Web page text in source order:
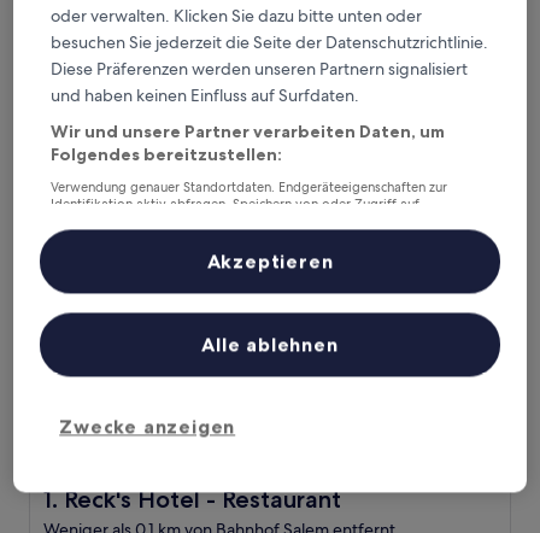
entfernt. Gästebewertung: 8,6/10 — Hervorragend.
Empfohlene Unterkünfte
Preis (aufsteigend)
Deine Ausgangsbasis nahe
Bahnhof Salem
1. Reck's Hotel - Restaurant
Reck's Hotel - Restaurant
Reck's Hotel - Restaurant
oder verwalten. Klicken Sie dazu bitte unten oder
besuchen Sie jederzeit die Seite der Datenschutzrichtlinie.
Diese Präferenzen werden unseren Partnern signalisiert
und haben keinen Einfluss auf Surfdaten.
Wir und unsere Partner verarbeiten Daten, um
Folgendes bereitzustellen:
Verwendung genauer Standortdaten. Endgeräteeigenschaften zur
Identifikation aktiv abfragen. Speichern von oder Zugriff auf
Inhalte, Messung von Werbeleistung und der Performance von Inhalten,
Zielgruppenforschung sowie Entwicklung und Verbesserung von
Liste der Partner (Lieferanten)
Zwecke anzeigen
Alle ablehnen
Akzeptieren